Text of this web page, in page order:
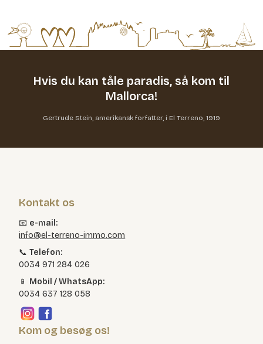
Hvis du kan tåle paradis, så kom til
Mallorca!
Gertrude Stein, amerikansk forfatter, i El Terreno, 1919
Kontakt os
📧 e-mail:
info@el-terreno-immo.com
📞Telefon:
0034 971 284 026
📱 Mobil / WhatsApp:
0034 637 128 058
Kom og besøg os!